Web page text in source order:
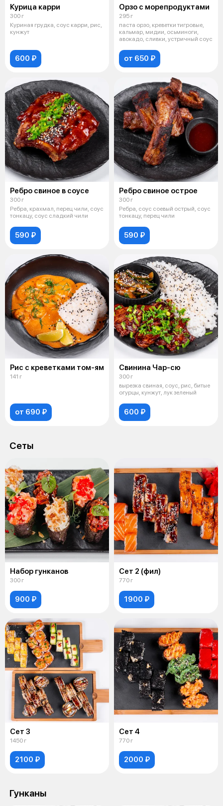
Курица карри
300 г
Куриная грудка, соус карри, рис,
кунжут
600 ₽
Орзо с морепродуктами
295 г
паста орзо, креветки тигровые,
кальмар, мидии, осьминоги,
авокадо, сливки, устричный соус
от 650 ₽
Ребро свиное в соусе
300 г
Ребра, крахмал, перец чили, соус
тонкацу, соус сладкий чили
590 ₽
Ребро свиное острое
300 г
Ребра, соус соевый острый, соус
тонкацу, перец чили
590 ₽
Рис с креветками том-ям
141 г
от 690 ₽
Свинина Чар-сю
300 г
вырезка свиная, соус, рис, битые
огурцы, кунжут, лук зеленый
600 ₽
Сеты
Набор гунканов
300 г
900 ₽
Сет 2 (фил)
770 г
1900 ₽
Сет 3
1450 г
2100 ₽
Сет 4
770 г
2000 ₽
Гунканы